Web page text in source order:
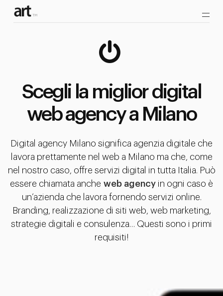
Scegli la miglior digital
web agency a Milano
Digital agency Milano significa agenzia digitale che
lavora prettamente nel web a Milano ma che, come
nel nostro caso, offre servizi digital in tutta Italia. Può
essere chiamata anche web agency in ogni caso è
un’azienda che lavora fornendo servizi online.
Branding, realizzazione di siti web, web marketing,
strategie digitali e consulenza… Questi sono i primi
requisiti!